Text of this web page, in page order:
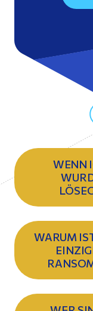
WENN
WARUM